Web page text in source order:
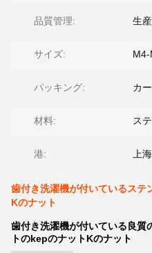
品質管理: 生
サイズ:
パッキング: カ
材料: ス
港: 上
歯付き洗濯機が付いているステ
Kのナット
歯付き洗濯機が付いている良質
トのkepのナットKのナット